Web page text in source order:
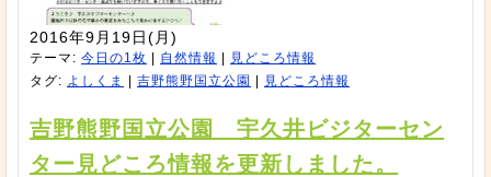
2016年9月19日(月)
テーマ: 今日の1枚 自然情報
見どころ情報
タグ: よしくま 吉野熊野国立公園 見どころ情報
吉野熊野国立公園 宇久井ビジターセン
ター見どころ情報を更新しました。